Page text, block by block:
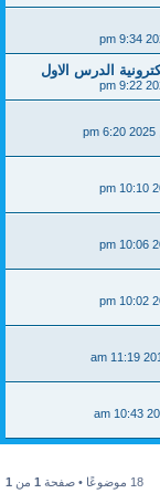
الدرس الاول
18 موضوعًا • صفحة 1 من 1